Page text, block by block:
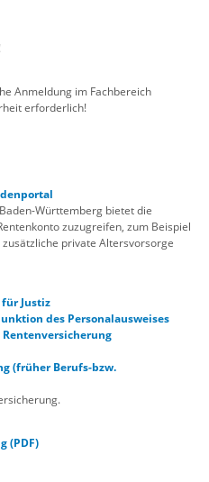
Anmeldung im Fachbereich
erforderlich!
Württemberg bietet die
zuzugreifen, zum Beispiel
private Altersvorsorge
Justiz
des Personalausweises
(früher Berufs-bzw.
(PDF)